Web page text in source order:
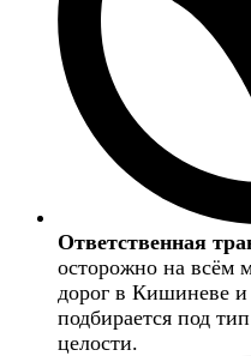
Ответственная
осторожно на всём
дорог в Кишиневе и
подбирается под
целости.